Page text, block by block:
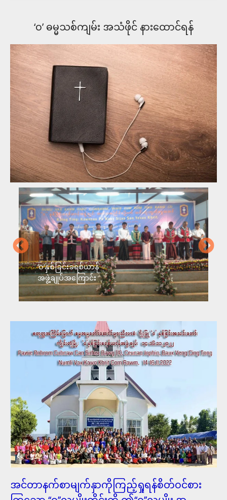
‘၀’ ဓမ္မသစ်ကျမ်း အသံဖိုင် နား​ထောင်ရန်
‘ဝ‘နှစ်ခြင်းခရစ်ယာန်
အဖွဲ့ချုပ်အကြောင်း
အင်တာနက်စာမျက်နှာကိုကြည့်ရှုရန်စိတ်ဝင်စား